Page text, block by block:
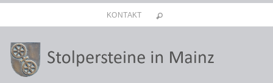
Inhalt
springen
KONTAKT